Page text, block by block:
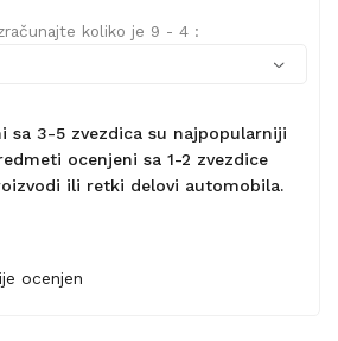
koliko je 9 - 4 :
sa 3-5 zvezdica su najpopularniji
ocenjeni sa 1-2 zvezdice
ili retki delovi automobila.
ocenjen